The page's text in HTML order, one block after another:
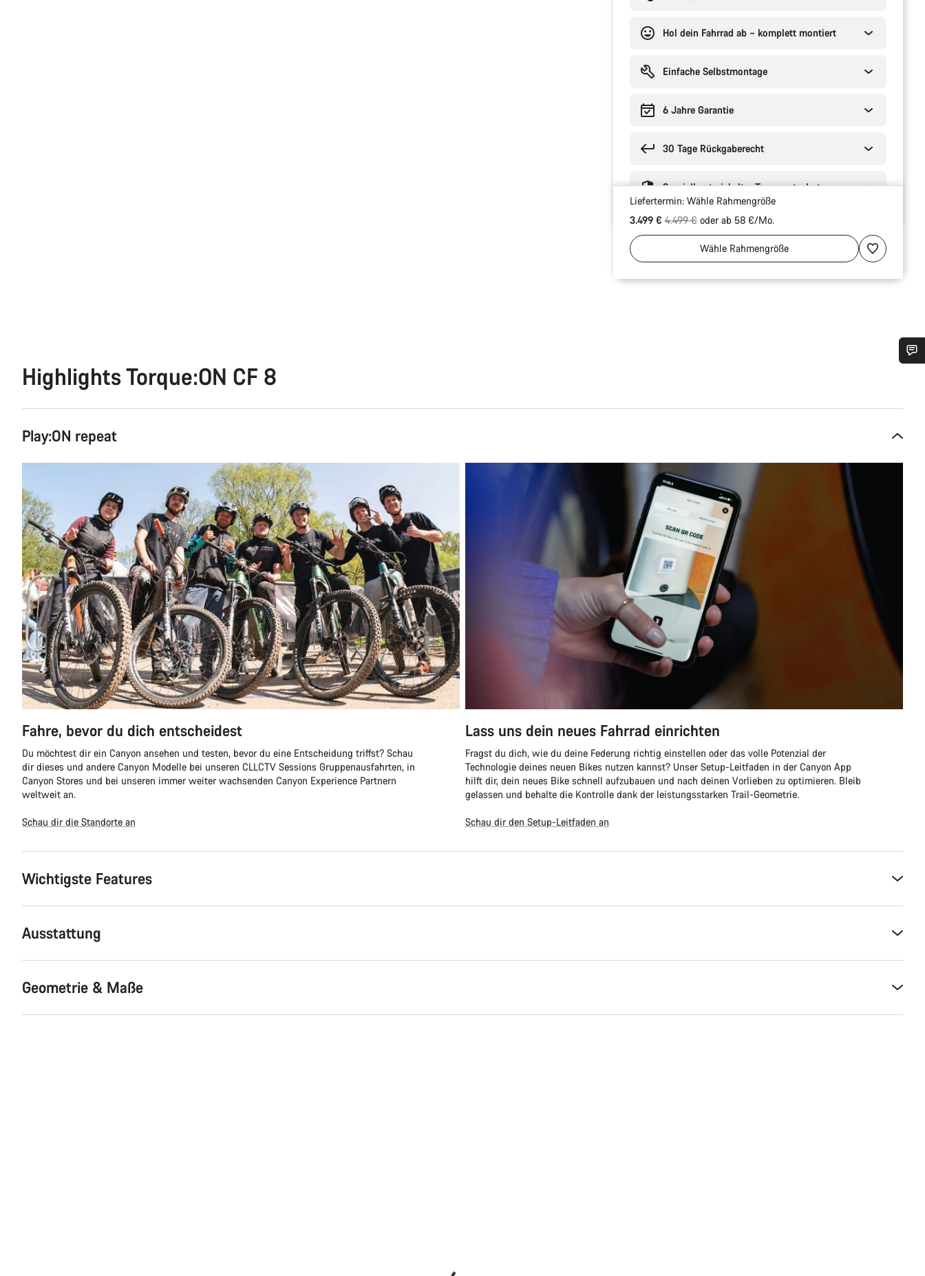
Hol dein Fahrrad ab – komplett montiert
Einfache Selbstmontage
6 Jahre Garantie
30 Tage Rückgaberecht
Speziell entwickelter Transportschutz
Liefertermin: Wähle Rahmengröße
3.499 €Ursprungspreis
4.499 €oder ab 58 €/Mo.
Wähle Rahmengröße
Highlights Torque:ON CF 8
Play:ON repeat
Fahre, bevor du dich entscheidest
Du möchtest dir ein Canyon ansehen und testen, bevor du eine Entscheidung triffst? Schau
dir dieses und andere Canyon Modelle bei unseren CLLCTV Sessions Gruppenausfahrten, in
Canyon Stores und bei unseren immer weiter wachsenden Canyon Experience Partnern
weltweit an.
Schau dir die Standorte an
Lass uns dein neues Fahrrad einrichten
Fragst du dich, wie du deine Federung richtig einstellen oder das volle Potenzial der
Technologie deines neuen Bikes nutzen kannst? Unser Setup-Leitfaden in der Canyon App
hilft dir, dein neues Bike schnell aufzubauen und nach deinen Vorlieben zu optimieren. Bleib
gelassen und behalte die Kontrolle dank der leistungsstarken Trail-Geometrie.
Schau dir den Setup-Leitfaden an
Wichtigste Features
Ausstattung
Geometrie & Maße
Chat starten